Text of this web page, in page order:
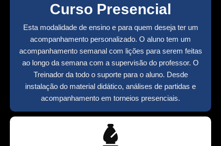
Curso Presencial
Esta modalidade de ensino e para quem deseja ter um
acompanhamento personalizado. O aluno tem um
acompanhamento semanal com lições para serem feitas
ao longo da semana com a supervisão do professor. O
Treinador da todo o suporte para o aluno. Desde
instalação do material didático, análises de partidas e
acompanhamento em torneios presenciais.